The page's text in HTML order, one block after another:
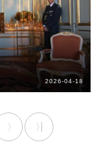
2026-04-18